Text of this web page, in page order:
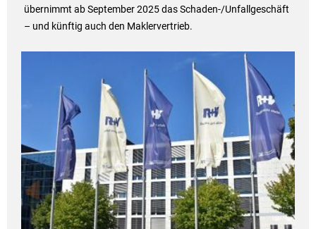
übernimmt ab September 2025 das Schaden-/Unfallgeschäft
– und künftig auch den Maklervertrieb.